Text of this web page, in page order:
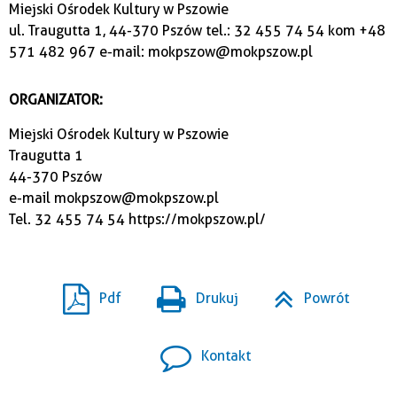
Miejski Ośrodek Kultury w Pszowie
ul. Traugutta 1, 44-370 Pszów tel.: 32 455 74 54 kom +48
571 482 967 e-mail: mokpszow@mokpszow.pl
ORGANIZATOR:
Miejski Ośrodek Kultury w Pszowie
Traugutta 1
44-370 Pszów
e-mail mokpszow@mokpszow.pl
Tel. 32 455 74 54 https://mokpszow.pl/
Pdf Drukuj Powrót
Kontakt